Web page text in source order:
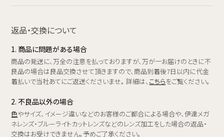
返品・交換について
1. 商品に問題がある場合
商品の発送に、万全の注意を払っておりますが、万が一お届けのときに不
良品の場合は良品交換させて頂きますので、商品到着後7日以内に代金
着払いで当社あてにご返送くださいませ。 詳細は、 こちらをご覧ください。
2. 不良品以外の場合
色やサイズ、イメージ違いなどのお客様のご都合による場合や、伊達メガ
ネレンズ・ブルーライトカットレンズなどのレンズ加工をした場合の返品・
交換はお受けできません。予めご了承ください。